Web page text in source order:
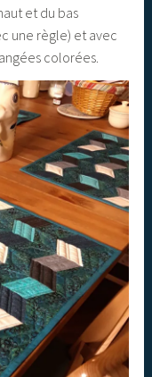
et du bas
une règle) et avec
colorées.